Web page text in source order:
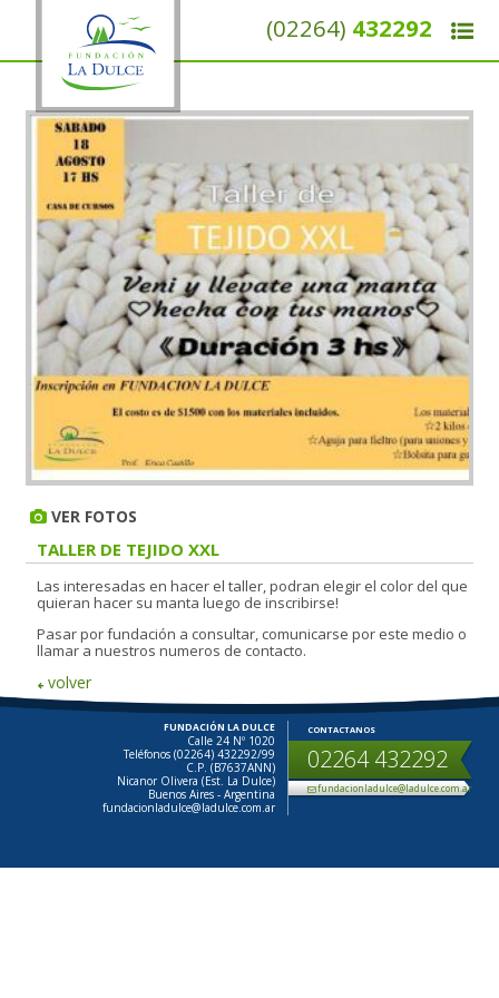
(02264) 432292
VER FOTOS
TALLER DE TEJIDO XXL
Las interesadas en hacer el taller, podran elegir el color del que
quieran hacer su manta luego de inscribirse!
Pasar por fundación a consultar, comunicarse por este medio o
llamar a nuestros numeros de contacto.
volver
FUNDACIÓN LA DULCE
Calle 24 Nº 1020
Teléfonos (02264) 432292/99
C.P. (B7637ANN)
Nicanor Olivera (Est. La Dulce)
Buenos Aires - Argentina
fundacionladulce@ladulce.com.ar
CONTACTANOS
02264 432292
fundacionladulce@ladulce.com.ar